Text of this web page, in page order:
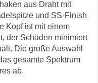
aus Draht mit
und SS-Finish
Kopf ist mit einem
der Schäden minimiert
Die große Auswahl
gesamte Spektrum
ab.